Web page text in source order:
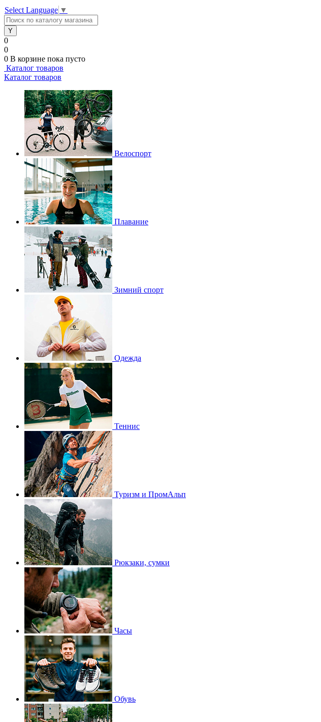
Select Language ▼
0
0
0 В корзине пока пусто
Каталог товаров
Каталог товаров
Велоспорт
Плавание
Зимний спорт
Одежда
Теннис
Туризм и ПромАльп
Рюкзаки, сумки
Часы
Обувь